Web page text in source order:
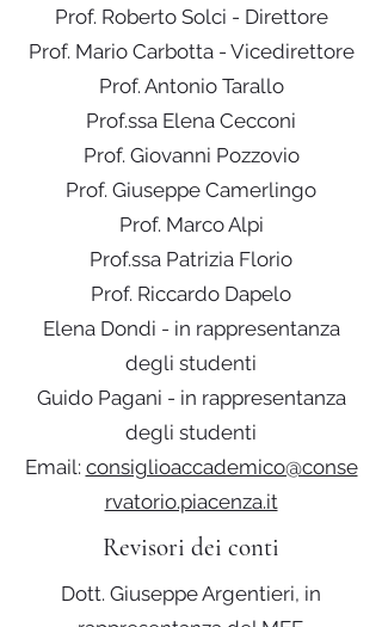
Prof. Roberto Solci - Direttore
Prof. Mario Carbotta - Vicedirettore
Prof. Antonio Tarallo
Prof.ssa Elena Cecconi
Prof. Giovanni Pozzovio
Prof. Giuseppe Camerlingo
Prof. Marco Alpi
Prof.ssa Patrizia Florio
Prof. Riccardo Dapelo
Elena Dondi - in rappresentanza
degli studenti
Guido Pagani - in rappresentanza
degli studenti
Email: consiglioaccademico@conse
rvatorio.piacenza.it
Revisori dei conti
Dott. Giuseppe Argentieri, in